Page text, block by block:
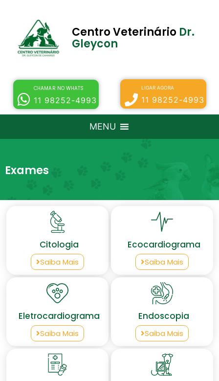
Centro Veterinário Dr.
Gleycon
CHAMAR NO WHATS
11 98252-4993
LIGAR AGORA
11 98252-4993
MENU
Exames
Citologia
Saiba Mais
Ecocardiograma
Saiba Mais
Eletrocardiograma
Saiba Mais
Endoscopia
Saiba Mais